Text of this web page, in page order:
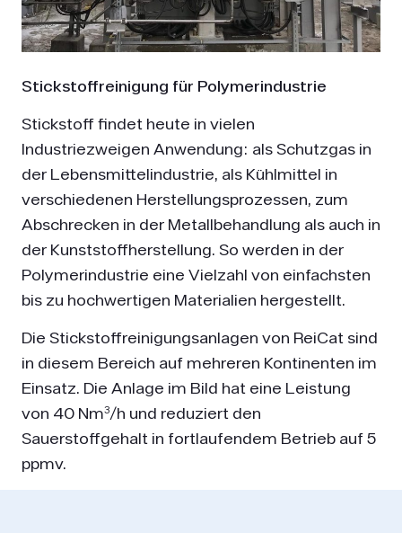
Stickstoffreinigung für Polymerindustrie
Stickstoff findet heute in vielen
Industriezweigen Anwendung: als Schutzgas in
der Lebensmittelindustrie, als Kühlmittel in
verschiedenen Herstellungsprozessen, zum
Abschrecken in der Metallbehandlung als auch in
der Kunststoffherstellung. So werden in der
Polymerindustrie eine Vielzahl von einfachsten
bis zu hochwertigen Materialien hergestellt.
Die Stickstoffreinigungsanlagen von ReiCat sind
in diesem Bereich auf mehreren Kontinenten im
Einsatz. Die Anlage im Bild hat eine Leistung
von 40 Nm³/h und reduziert den
Sauerstoffgehalt in fortlaufendem Betrieb auf 5
ppmv.